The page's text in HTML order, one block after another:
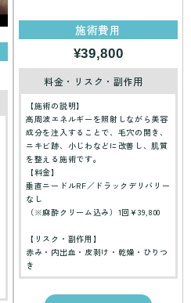
施術費用
¥39,800
料金・リスク・副作用
【施術の説明】
高周波エネルギーを照射しながら美容
成分を注入することで、毛穴の開き、
ニキビ跡、小じわなどに改善し、肌質
を整える施術です。
【料金】
垂直ニードルRF／ドラックデリバリー
なし
（※麻酔クリーム込み）1回¥39,800
【リスク・副作用】
赤み・内出血・皮剥け・乾燥・ひりつ
き